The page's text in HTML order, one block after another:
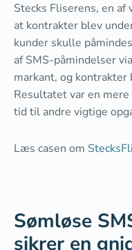
Stecks Fliserens, en
at kontrakter blev
kunder skulle
af SMS-påmindelser
markant, og
Resultatet var en
tid til andre vigtige
Læs casen om
Sømløse
sikrer en